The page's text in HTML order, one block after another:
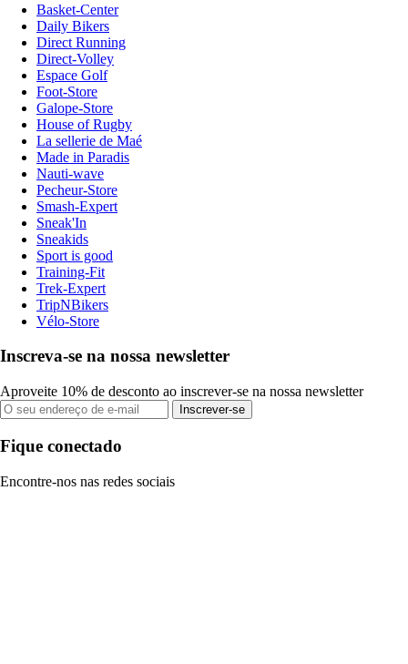
Basket-Center
Daily Bikers
Direct Running
Direct-Volley
Espace Golf
Foot-Store
Galope-Store
House of Rugby
La sellerie de Maé
Made in Paradis
Nauti-wave
Pecheur-Store
Smash-Expert
Sneak'In
Sneakids
Sport is good
Training-Fit
Trek-Expert
TripNBikers
Vélo-Store
Inscreva-se na nossa newsletter
Aproveite 10% de desconto ao inscrever-se na nossa newsletter
Inscrever-se
Fique conectado
Encontre-nos nas redes sociais